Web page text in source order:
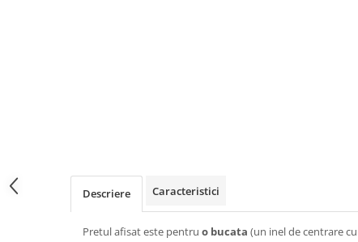
Descriere Caracteristici
Pretul afisat este pentru o bucata (un inel de centrare